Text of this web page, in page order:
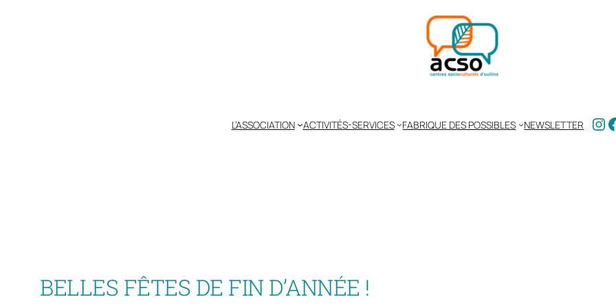
L’ASSOCIATION ACTIVITÉS-SERVICES FABRIQUE DES POSSIBLES NEWSLETTER
BELLES FÊTES DE FIN D’ANNÉE !